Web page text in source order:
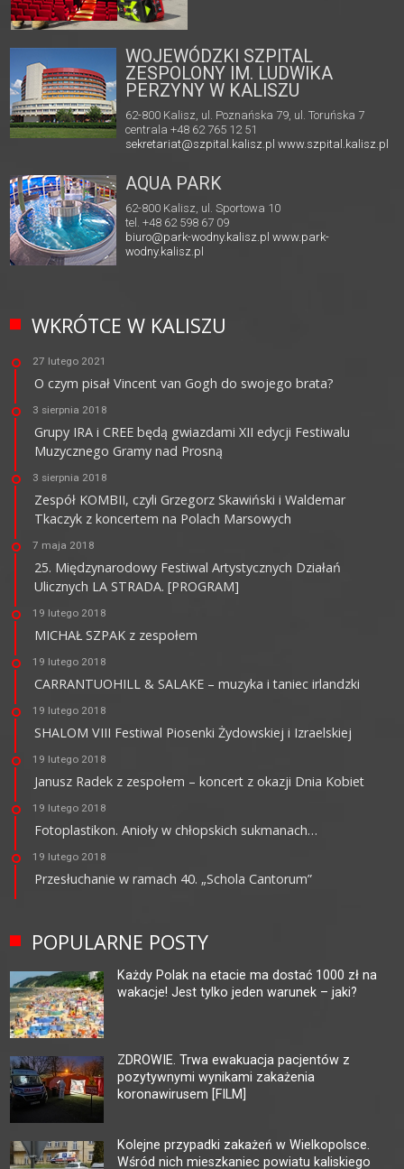
WOJEWÓDZKI SZPITAL
ZESPOLONY IM. LUDWIKA
PERZYNY W KALISZU
62-800 Kalisz, ul. Poznańska 79, ul. Toruńska 7
centrala +48 62 765 12 51
sekretariat@szpital.kalisz.pl www.szpital.kalisz.pl
AQUA PARK
62-800 Kalisz, ul. Sportowa 10
tel. +48 62 598 67 09
biuro@park-wodny.kalisz.pl www.park-
wodny.kalisz.pl
WKRÓTCE W KALISZU
27 lutego 2021
O czym pisał Vincent van Gogh do swojego brata?
3 sierpnia 2018
Grupy IRA i CREE będą gwiazdami XII edycji Festiwalu
Muzycznego Gramy nad Prosną
3 sierpnia 2018
Zespół KOMBII, czyli Grzegorz Skawiński i Waldemar
Tkaczyk z koncertem na Polach Marsowych
7 maja 2018
25. Międzynarodowy Festiwal Artystycznych Działań
Ulicznych LA STRADA. [PROGRAM]
19 lutego 2018
MICHAŁ SZPAK z zespołem
19 lutego 2018
CARRANTUOHILL & SALAKE – muzyka i taniec irlandzki
19 lutego 2018
SHALOM VIII Festiwal Piosenki Żydowskiej i Izraelskiej
19 lutego 2018
Janusz Radek z zespołem – koncert z okazji Dnia Kobiet
19 lutego 2018
Fotoplastikon. Anioły w chłopskich sukmanach…
19 lutego 2018
Przesłuchanie w ramach 40. „Schola Cantorum”
POPULARNE POSTY
Każdy Polak na etacie ma dostać 1000 zł na
wakacje! Jest tylko jeden warunek – jaki?
ZDROWIE. Trwa ewakuacja pacjentów z
pozytywnymi wynikami zakażenia
koronawirusem [FILM]
Kolejne przypadki zakażeń w Wielkopolsce.
Wśród nich mieszkaniec powiatu kaliskiego